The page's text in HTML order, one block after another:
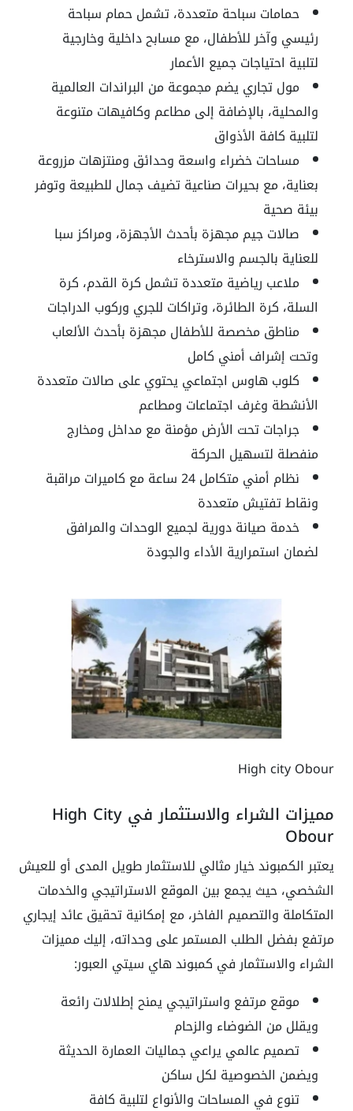
حمامات سباحة متعددة، تشمل حمام سباحة
رئيسي وآخر للأطفال، مع مسابح داخلية وخارجية
لتلبية احتياجات جميع الأعمار
مول تجاري يضم مجموعة من البراندات العالمية
والمحلية، بالإضافة إلى مطاعم وكافيهات متنوعة
لتلبية كافة الأذواق
مساحات خضراء واسعة وحدائق ومنتزهات مزروعة
بعناية، مع بحيرات صناعية تضيف جمال للطبيعة وتوفر
بيئة صحية
صالات جيم مجهزة بأحدث الأجهزة، ومراكز سبا
للعناية بالجسم والاسترخاء
ملاعب رياضية متعددة تشمل كرة القدم، كرة
السلة، كرة الطائرة، وتراكات للجري وركوب الدراجات
مناطق مخصصة للأطفال مجهزة بأحدث الألعاب
وتحت إشراف أمني كامل
كلوب هاوس اجتماعي يحتوي على صالات متعددة
الأنشطة وغرف اجتماعات ومطاعم
جراجات تحت الأرض مؤمنة مع مداخل ومخارج
منفصلة لتسهيل الحركة
نظام أمني متكامل 24 ساعة مع كاميرات مراقبة
ونقاط تفتيش متعددة
خدمة صيانة دورية لجميع الوحدات والمرافق
لضمان استمرارية الأداء والجودة
High city Obour
مميزات الشراء والاستثمار في High City
Obour
يعتبر الكمبوند خيار مثالي للاستثمار طويل المدى أو للعيش
الشخصي، حيث يجمع بين الموقع الاستراتيجي والخدمات
المتكاملة والتصميم الفاخر، مع إمكانية تحقيق عائد إيجاري
مرتفع بفضل الطلب المستمر على وحداته، إليك مميزات
الشراء والاستثمار في كمبوند هاي سيتي العبور:
موقع مرتفع واستراتيجي يمنح إطلالات رائعة
ويقلل من الضوضاء والزحام
تصميم عالمي يراعي جماليات العمارة الحديثة
ويضمن الخصوصية لكل ساكن
تنوع في المساحات والأنواع لتلبية كافة